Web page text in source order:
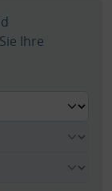
Ihre